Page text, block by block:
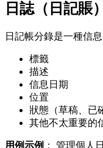
日誌（日記賬）
日記帳分錄是一種信
標籤
描述
信息日期
位置
狀態（草稿、已
其他不太重要的
用例示例 ： 管理個人